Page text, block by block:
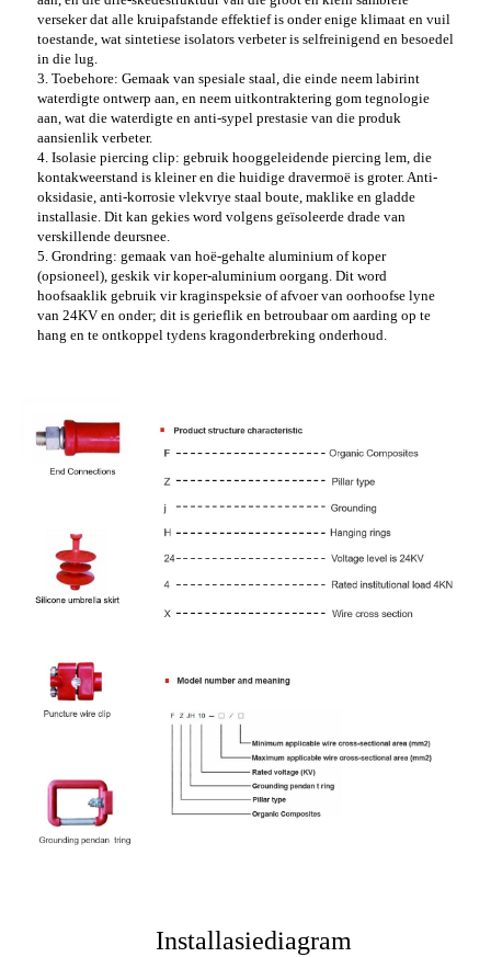
verseker dat alle kruipafstande effektief is onder enige klimaat en vuil
toestande, wat sintetiese isolators verbeter is selfreinigend en besoedel
in die lug.
3. Toebehore: Gemaak van spesiale staal, die einde neem labirint
waterdigte ontwerp aan, en neem uitkontraktering gom tegnologie
aan, wat die waterdigte en anti-sypel prestasie van die produk
aansienlik verbeter.
4. Isolasie piercing clip: gebruik hooggeleidende piercing lem, die
kontakweerstand is kleiner en die huidige dravermoë is groter. Anti-
oksidasie, anti-korrosie vlekvrye staal boute, maklike en gladde
installasie. Dit kan gekies word volgens geïsoleerde drade van
verskillende deursnee.
5. Grondring: gemaak van hoë-gehalte aluminium of koper
(opsioneel), geskik vir koper-aluminium oorgang. Dit word
hoofsaaklik gebruik vir kraginspeksie of afvoer van oorhoofse lyne
van 24KV en onder; dit is gerieflik en betroubaar om aarding op te
hang en te ontkoppel tydens kragonderbreking onderhoud.
Installasiediagram